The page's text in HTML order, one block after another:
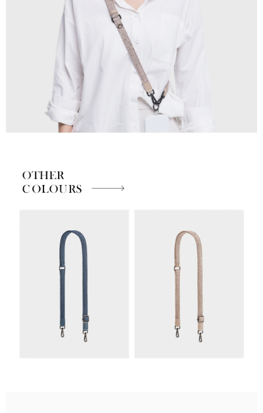
每筆NT$100，滿NT$1,500(含以上)免運費
付款後門市自取